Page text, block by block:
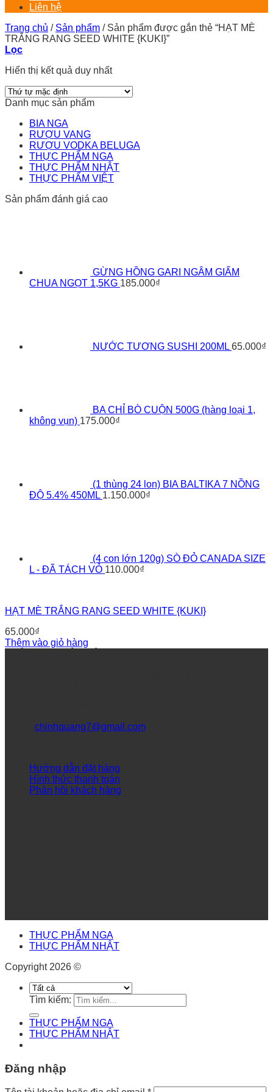
Liên hệ
Trang chủ / Sản phẩm /Sản phẩm được gắn thẻ “HẠT MÈ
TRẮNG RANG SEED WHITE {KUKI}”
Lọc
Hiển thị kết quả duy nhất
Danh mục sản phẩm
BIA NGA
RƯỢU VANG
RƯỢU VODKA BELUGA
THỰC PHẨM NGA
THỰC PHẨM NHẬT
THỰC PHẨM VIỆT
Sản phẩm đánh giá cao
GỪNG HỒNG GARI NGÂM GIẤM
CHUA NGỌT 1,5KG 185.000₫
NƯỚC TƯƠNG SUSHI 200ML 65.000₫
BA CHỈ BÒ CUỘN 500G (hàng loại 1,
không vụn) 175.000₫
(1 thùng 24 lon) BIA BALTIKA 7 NỒNG
ĐỘ 5.4% 450ML 1.150.000₫
(4 con lớn 120g) SÒ ĐỎ CANADA SIZE
L - ĐÃ TÁCH VỎ 110.000₫
HẠT MÈ TRẮNG RANG SEED WHITE {KUKI}
65.000₫
Thêm vào giỏ hàng
chinhquang7@gmail.com
Hướng dẫn đặt hàng
Hình thức thanh toán
Phản hồi khách hàng
THỰC PHẨM NGA
THỰC PHẨM NHẬT
Copyright 2026 ©
Tìm kiếm:
THỰC PHẨM NGA
THỰC PHẨM NHẬT
Đăng nhập